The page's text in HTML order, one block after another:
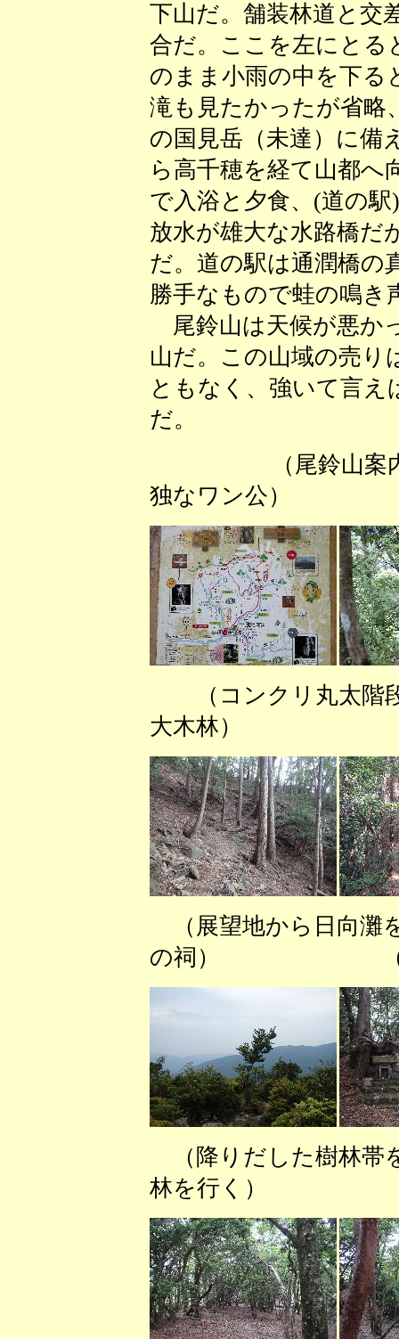
下山だ。舗装林道と交
合だ。ここを左にとる
のまま小雨の中を下る
滝も見たかったが省略
の国見岳（未達）に備
ら高千穂を経て山都へ
で入浴と夕食、(道の
放水が雄大な水路橋だ
だ。道の駅は通潤橋の
勝手なもので蛙の鳴き
尾鈴山は天候が悪か
山だ。この山域の売り
ともなく、強いて言え
だ。
（尾鈴山案
独なワン公）
（コンクリ丸太
大木林） （ヒ
（展望地から日
の祠） （尾鈴
（降りだした樹
林を行く）